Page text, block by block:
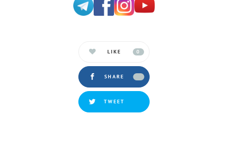
LIKE 0
SHARE
TWEET